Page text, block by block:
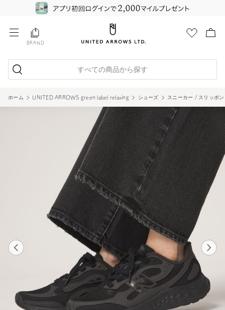
BRAND
すべての商品から探す
ホーム UNITED ARROWS green label relaxing シューズ スニーカー / スリッポン
3
WHITE
1 19
WHITE / 24cm
151cm